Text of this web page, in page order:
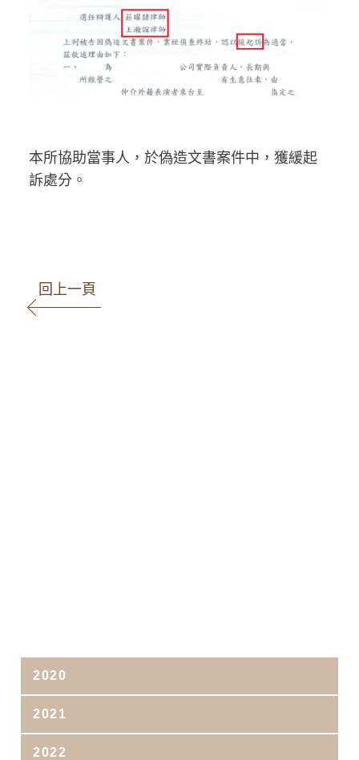
2020
2021
2022
本所協助當事人，於偽造文書案件中，獲緩起
訴處分。
回上一頁